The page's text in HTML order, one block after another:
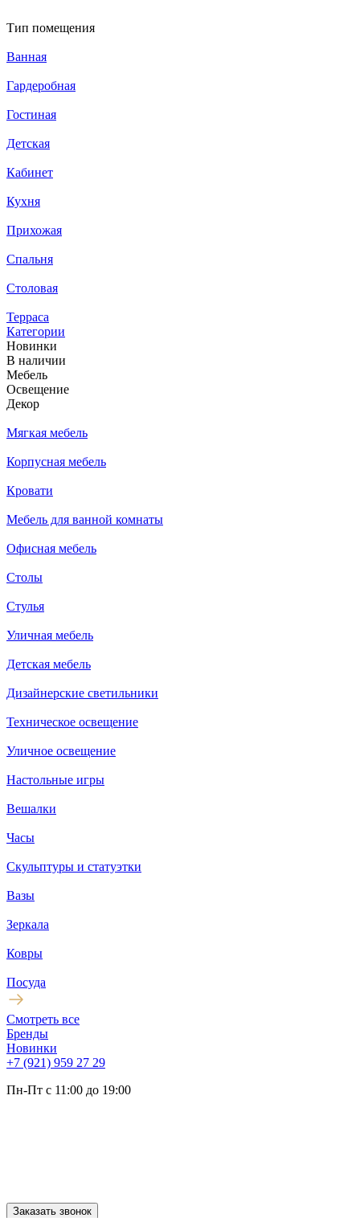
Тип помещения
Ванная
Гардеробная
Гостиная
Детская
Кабинет
Кухня
Прихожая
Спальня
Столовая
Терраса
Категории
Новинки
В наличии
Мебель
Освещение
Декор
Мягкая мебель
Корпусная мебель
Кровати
Мебель для ванной комнаты
Офисная мебель
Столы
Стулья
Уличная мебель
Детская мебель
Дизайнерские светильники
Техническое освещение
Уличное освещение
Настольные игры
Вешалки
Часы
Скульптуры и статуэтки
Вазы
Зеркала
Ковры
Посуда
Смотреть все
Бренды
Новинки
+7 (921) 959 27 29
Пн-Пт с 11:00 до 19:00
Заказать звонок